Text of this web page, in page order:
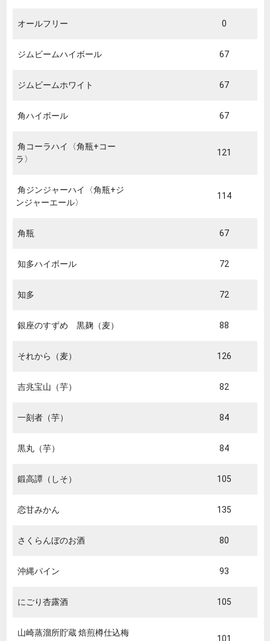
オールフリー 0
ジムビームハイボール 67
ジムビームホワイト 67
角ハイボール 67
角コーラハイ〈角瓶+コー
ラ〉
121
角ジンジャーハイ〈角瓶+ジ
ンジャーエール〉
114
角瓶 67
知多ハイボール 72
知多 72
銀座のすずめ 黒麹（麦） 88
それから（麦） 126
吉兆宝山（芋） 82
一刻者（芋） 84
黒丸（芋） 84
鍛高譚（しそ） 105
恋甘みかん 135
さくらんぼのお酒 80
沖縄パイン 93
にごり杏露酒 105
山崎蒸溜所貯蔵 焙煎樽仕込梅
101